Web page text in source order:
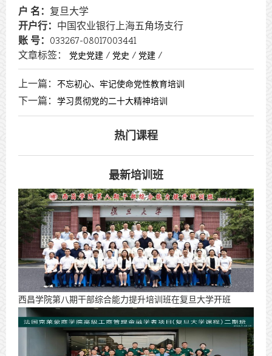
户 名： 复旦大学
开户行： 中国农业银行上海五角场支行
账 号： 033267-08017003441
文章标签：
党史党建 / 党史 / 党建 /
上一篇： 不忘初心、牢记使命党性教育培训
下一篇： 学习贯彻党的二十大精神培训
热门课程
最新培训班
西昌学院第八期干部综合能力提升培训班在复旦大学开班